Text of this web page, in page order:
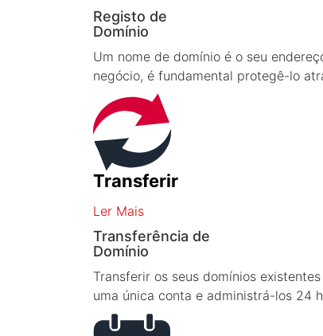
Registo de
Domínio
Um nome de domínio é o seu
negócio, é fundamental protegê-lo
Transferir
Ler Mais
Transferência de
Domínio
Transferir os seus domínios
uma única conta e administrá-los 24